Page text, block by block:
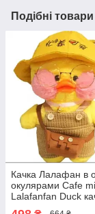
Подібні
Качка Лалафан в
окулярами Cafe
Lalafanfan Duck